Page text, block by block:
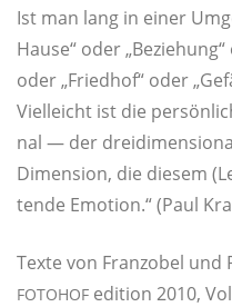
Ist man lang in einer
Hau­se“ oder
oder „Fried­hof“ oder
Viel­leicht ist die
nal — der
Dimen­si­on, die die­sem
ten­de Emo­ti­on.“ (Paul
Tex­te von Franz­o­bel und
FOTOHOF edi­ti­on 2010,